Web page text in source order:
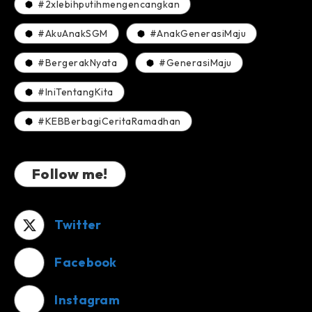
#2xlebihputihmengencangkan
#AkuAnakSGM #AnakGenerasiMaju
#BergerakNyata #GenerasiMaju
#IniTentangKita
#KEBBerbagiCeritaRamadhan
Follow me!
Twitter
Facebook
Instagram